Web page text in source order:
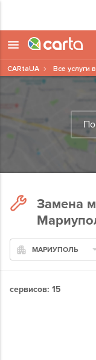
CARtaUA Все услуги
Замена
МАРИУПОЛЬ
сервисов: 15